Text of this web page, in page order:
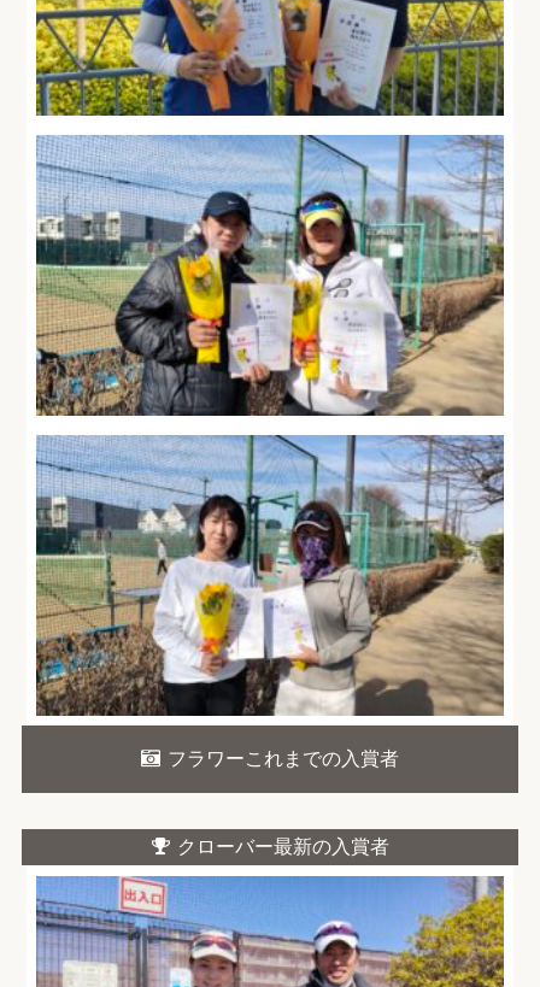
フラワーこれまでの入賞者
クローバー最新の入賞者